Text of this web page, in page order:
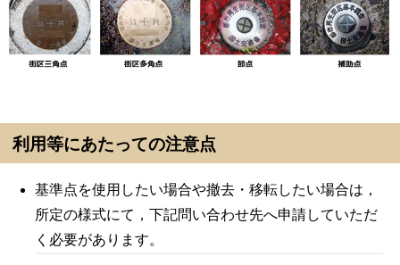
利用等にあたっての注意点
基準点を使用したい場合や撤去・移転したい場合は，
所定の様式にて，下記問い合わせ先へ申請していただ
く必要があります。